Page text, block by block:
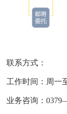
联系方式：
工作时间：周一
业务咨询：